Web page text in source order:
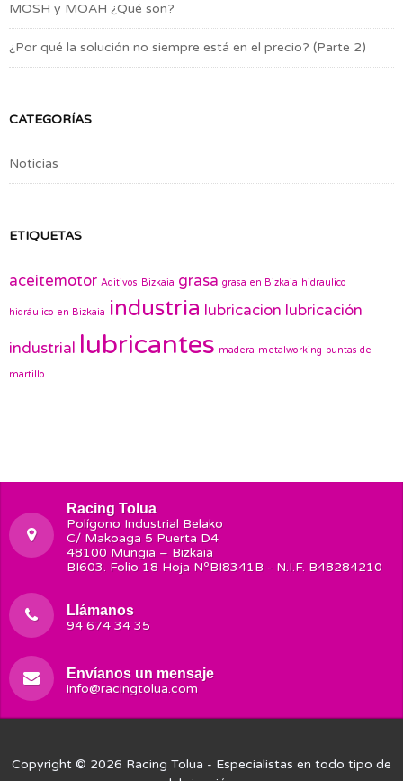
MOSH y MOAH ¿Qué son?
¿Por qué la solución no siempre está en el precio? (Parte 2)
CATEGORÍAS
Noticias
ETIQUETAS
aceitemotor Aditivos Bizkaia grasa grasa en Bizkaia hidraulico
hidráulico en Bizkaia industria lubricacion lubricación
industrial lubricantes madera metalworking puntas de
martillo
Racing Tolua
Polígono Industrial Belako
C/ Makoaga 5 Puerta D4
48100 Mungia – Bizkaia
BI603. Folio 18 Hoja NºBI8341B - N.I.F. B48284210
Llámanos
94 674 34 35
Envíanos un mensaje
info@racingtolua.com
Copyright © 2026 Racing Tolua - Especialistas en todo tipo de